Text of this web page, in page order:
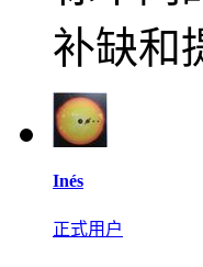
补缺和
Inés
正式用户